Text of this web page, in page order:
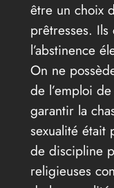
être un choix
prêtresses.
l’abstinence
On ne
de l’emploi
garantir la
sexualité était
de discipline
religieuses